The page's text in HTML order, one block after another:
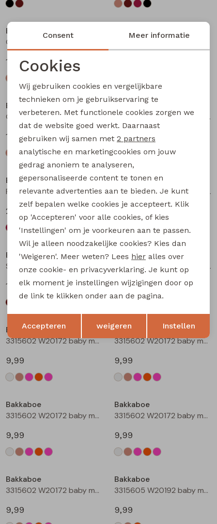
Bakkaboe
12,99
Bakkaboe
Bakkaboe
Olivia baby W20243 baby meisjes T-shirt lm Zwart
12,99
Bakkaboe
Fenda baby W20261 baby meisjes denim jack Wijnrood
24,99
Bakkaboe
Fenda baby W20261 baby meisjes denim jack Zand
24,99
Bakkaboe
Sarra baby W20228 baby meisjes lange broek Bruin donker
12,99
Bakkaboe
Sarra baby W20228 baby meisjes lange broek Wijnrood
12,99
Bakkaboe
Sarra baby W20228 baby meisjes lange broek Zwart
12,99
Bakkaboe
3315602 W20172 baby meisjes T-shirt lm Cream
9,99
Bakkaboe
3315602 W20172 baby meisjes T-shirt lm Taupe
9,99
Bakkaboe
3315602 W20172 baby meisjes T-shirt lm Rose
9,99
Bakkaboe
3315602 W20172 baby meisjes T-shirt lm Perzik
9,99
Bakkaboe
3315602 W20172 baby meisjes T-shirt lm Rose
9,99
Bakkaboe
3315605 W20192 baby meisjes T-shirt lm Cream
9,99
Noodzakelijke cookies
Analytische cookies
Marketing cookies
Terug Opslaan
Consent Meer informatie
Cookies
Wij gebruiken cookies en vergelijkbare
technieken om je gebruikservaring te
verbeteren. Met functionele cookies zorgen we
dat de website goed werkt. Daarnaast
gebruiken wij samen met 2 partners
analytische en marketingcookies om jouw
gedrag anoniem te analyseren,
gepersonaliseerde content te tonen en
relevante advertenties aan te bieden. Je kunt
zelf bepalen welke cookies je accepteert. Klik
op 'Accepteren' voor alle cookies, of kies
'Instellingen' om je voorkeuren aan te passen.
Wil je alleen noodzakelijke cookies? Kies dan
'Weigeren'. Meer weten? Lees hier alles over
onze cookie- en privacyverklaring. Je kunt op
elk moment je instellingen wijzigingen door op
de link te klikken onder aan de pagina.
Accepteren weigeren Instellen